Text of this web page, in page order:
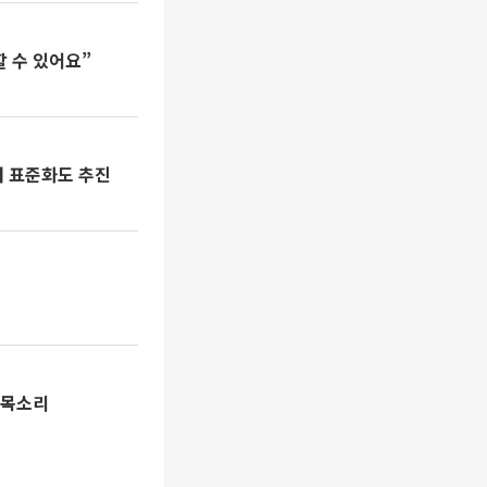
수 있어요”
준화도 추진
소리